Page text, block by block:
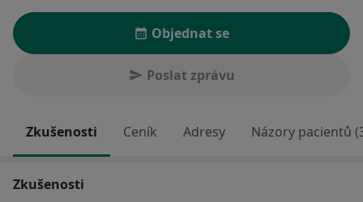
Objednat se
Poslat zprávu
Zkušenosti Ceník Adresy Názory pacientů
Zkušenosti